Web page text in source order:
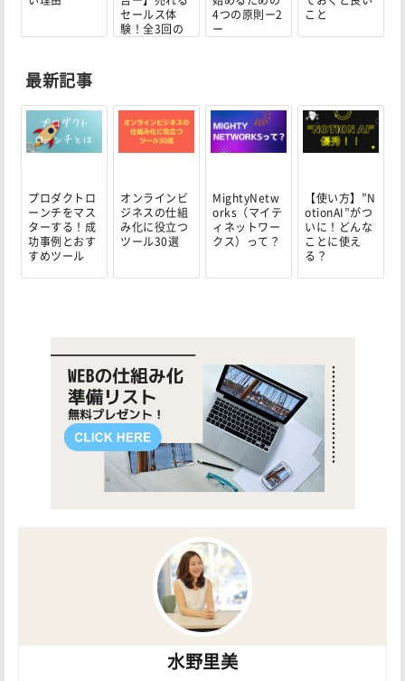
セールス体
験！全3回の
4つの原則ー2
ー
こと
最新記事
プロダクトロ
ーンチをマス
ターする！成
功事例とおす
すめツール
オンラインビ
ジネスの仕組
み化に役立つ
ツール30選
MightyNetw
orks（マイテ
ィネットワー
クス）って？
【使い方】”N
otionAI”がつ
いに！どんな
ことに使え
る？
水野里美